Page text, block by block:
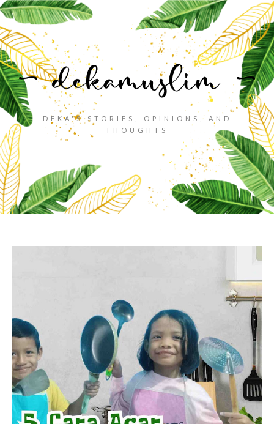
DEKA'S STORIES, OPINIONS, AND
THOUGHTS